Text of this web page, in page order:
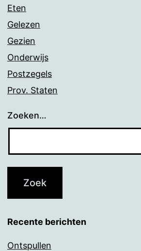
Eten
Gelezen
Gezien
Onderwijs
Postzegels
Prov. Staten
Zoeken…
Recente berichten
Ontspullen